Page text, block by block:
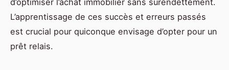
d’optimiser l’achat immobilier sans surendettement.
L’apprentissage de ces succès et erreurs passés
est crucial pour quiconque envisage d’opter pour un
prêt relais.